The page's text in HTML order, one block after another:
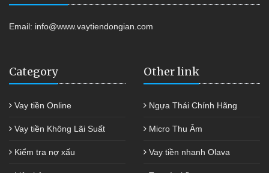
Email: info@www.vaytiendongian.com
Category
Vay tiền Online
Vay tiền Không Lãi Suất
Kiểm tra nợ xấu
Other link
Ngựa Thái Chính Hãng
Micro Thu Âm
Vay tiền nhanh Olava